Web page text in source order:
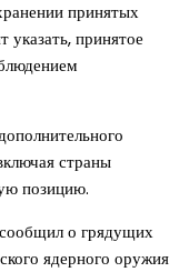
принятых
указать, принятое
страны
позицию.
о грядущих
ядерного оружия